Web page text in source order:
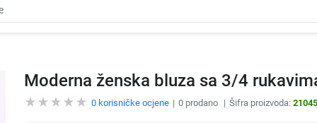
Moderna ženska bluza sa 3/4
0korisničke ocjene 0prodano Šifra proizvoda: